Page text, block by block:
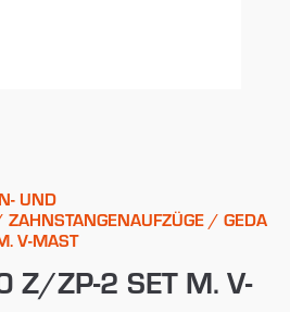
UND
ZAHNSTANGENAUFZÜGE/ GEDA
V-MAST
Z/ZP-2 SET M. V-